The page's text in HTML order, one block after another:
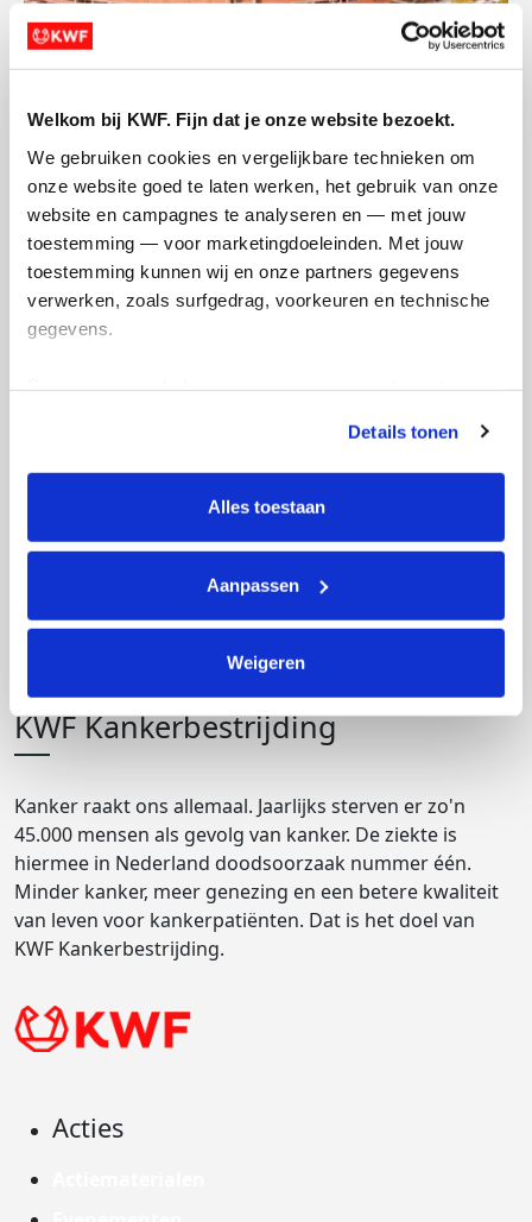
Welkom bij KWF. Fijn dat je onze website bezoekt.
We gebruiken cookies en vergelijkbare technieken om
onze website goed te laten werken, het gebruik van onze
website en campagnes te analyseren en — met jouw
toestemming — voor marketingdoeleinden. Met jouw
toestemming kunnen wij en onze partners gegevens
verwerken, zoals surfgedrag, voorkeuren en technische
gegevens.
tonen. Je kunt je toestemming op elk moment wijzigen of
intrekken via Cookie instellingen onderaan de pagina. De
lijst met cookies is te vinden in het tabblad “details”.
Details tonen
Alles toestaan
Aanpassen
Weigeren
TCS Amsterdam Marathon 2026
€0
Opgehaald
KWF Kankerbestrijding
Kanker raakt ons allemaal. Jaarlijks sterven er zo'n
45.000 mensen als gevolg van kanker. De ziekte is
hiermee in Nederland doodsoorzaak nummer één.
Minder kanker, meer genezing en een betere kwaliteit
van leven voor kankerpatiënten. Dat is het doel van
KWF Kankerbestrijding.
Acties